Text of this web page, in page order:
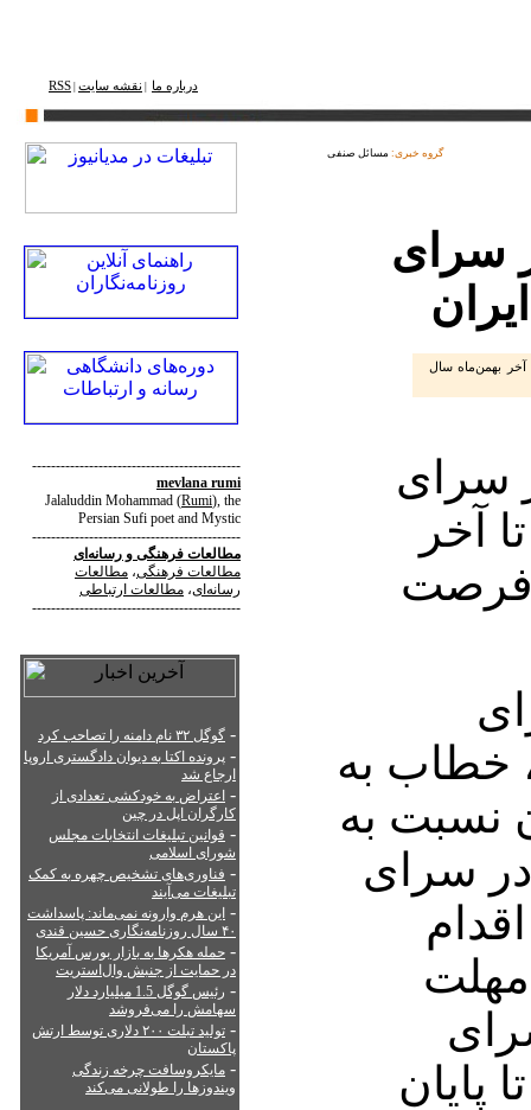
درباره ما نقشه ‌سایت RSS
--------------------------------------------
mevlana rumi
Jalaluddin Mohammad (Rumi), the
Persian Sufi poet and Mystic
--------------------------------------------
مطالعات فرهنگی و رسانه‌ای
مطالعات فرهنگی، مطالعات
رسانه‌ای، مطالعات ارتباطی
--------------------------------------------
- گوگل ۳۲ نام دامنه را تصاحب کرد
- پرونده اکتا به دیوان دادگستری اروپا
ارجاع شد
- اعتراض به خودکشی تعدادی از
کارگران اپل در چین
- قوانین تبلیغات انتخابات مجلس
شورای اسلامی
- فناوری‌های تشخیص چهره به کمک
تبلیغات می‌آیند
- این هرم وارونه نمی‌ماند: پاسداشت
۴۰ سال روزنامه‌نگاری حسین قندی
- حمله هکرها به بازار بورس آمریکا
در حمایت از جنبش وال‌استریت
-
رئیس گوگل 1.5 میلیارد دلار
سهامش را می‌فروشد
-
تولید تبلت ۲۰۰ دلاری توسط ارتش
پاکستان
- مایکروسافت چرخه زندگی
ویندوزها را طولانی می‌کند
گروه خبری: مسائل صنفی
سرای
آخر بهمن‌ماه سال
سرای
آخر
فرصت
خطاب به
نسبت به
سرای
مهلت
پایان